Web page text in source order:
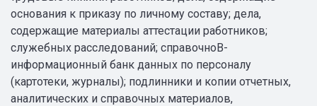
основания к приказу по личному составу; дела,
содержащие материалы аттестации работников;
служебных расследований; справочноВ­-
информационный банк данных по персоналу
(картотеки, журналы); подлинники и копии отчетных,
аналитических и справочных материалов,